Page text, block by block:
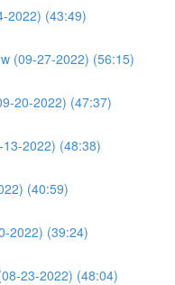
2022) (43:49)
(09-27-2022) (56:15)
20-2022) (47:37)
2022) (48:38)
(40:59)
2022) (39:24)
23-2022) (48:04)